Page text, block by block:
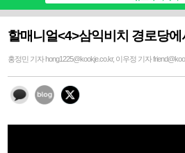
할매니얼<4>삼익비치 경로당
홍정민 기자 hong1225@kookje.co.kr, 이우정 기자